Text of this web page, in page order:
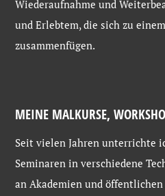
Wiederaufnahme und
und Erlebtem, die sich zu
zusammenfügen.
MEINE MALKURSE,
Seit vielen Jahren unterrichte
Seminaren in verschiedene
an Akademien und